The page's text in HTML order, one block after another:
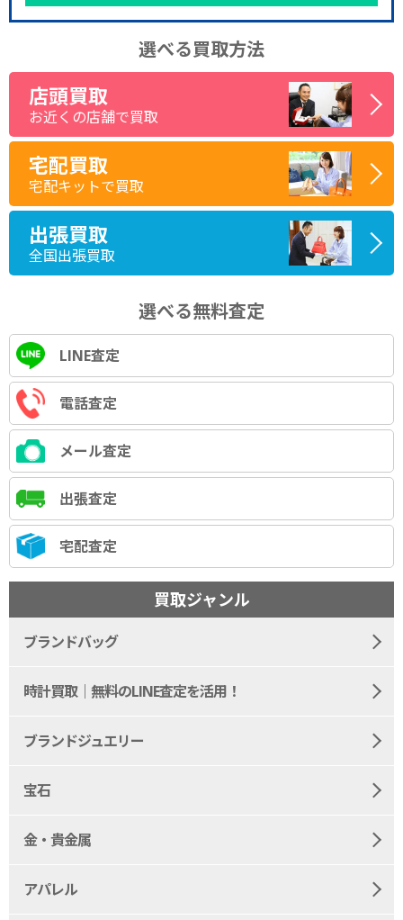
選べる買取方法
店頭買取
お近くの店舗で買取
宅配買取
宅配キットで買取
出張買取
全国出張買取
選べる無料査定
LINE査定
電話査定
メール査定
出張査定
宅配査定
買取ジャンル
ブランドバッグ
時計買取｜無料のLINE査定を活用！
ブランドジュエリー
宝石
金・貴金属
アパレル